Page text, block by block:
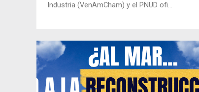
Industria (VenAmCham) y el PNUD ofi...